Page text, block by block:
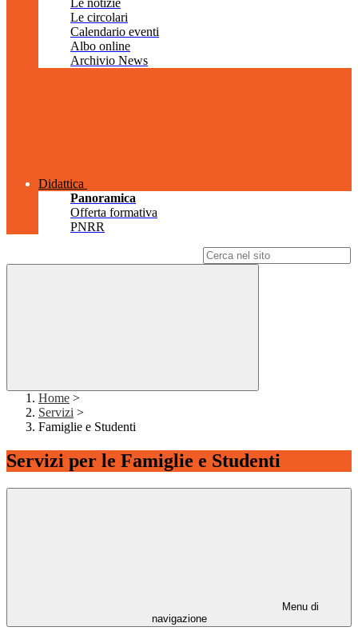
Le notizie
Le circolari
Calendario eventi
Albo online
Archivio News
Didattica
Panoramica
Offerta formativa
PNRR
Home >
Servizi >
Famiglie e Studenti
Servizi per le Famiglie e Studenti
Menu di
navigazione